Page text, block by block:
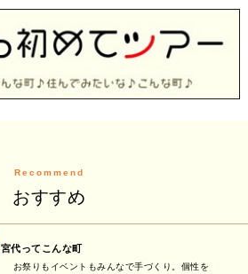
Recommend
おすすめ
宮代ってこんな町
お祭りもイベントもみんなで手づくり。個性を